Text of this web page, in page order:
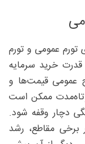
تورم عمومی و تورم
خرید سرمایه
عمومی قیمت‌ها و
ممکن است
دچار وقفه شود.
مقاطع، رشد